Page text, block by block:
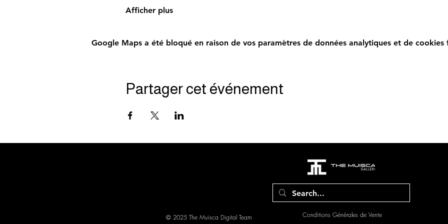
Afficher plus
Google Maps a été bloqué en raison de vos paramètres de données analytiques et de cookies
Partager cet événement
© 2025 The Muisca Digital Team Conditions Générales de Vente